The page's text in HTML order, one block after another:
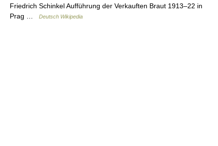
Friedrich Schinkel Aufführung der Verkauften Braut 1913–22 in
Prag …
Deutsch Wikipedia